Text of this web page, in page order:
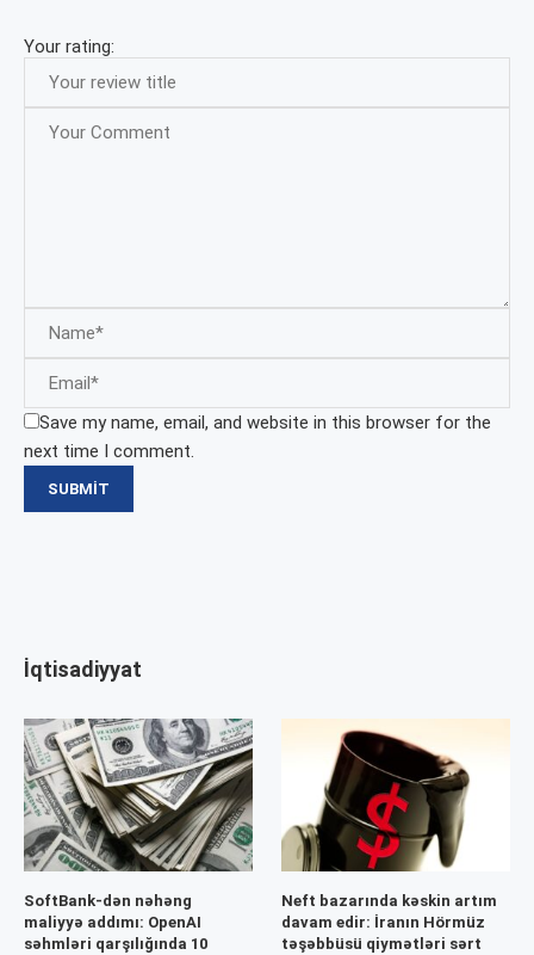
Your rating:
Save my name, email, and website in this browser for the
next time I comment.
İqtisadiyyat
SoftBank-dən nəhəng
maliyyə addımı: OpenAI
səhmləri qarşılığında 10
Neft bazarında kəskin artım
davam edir: İranın Hörmüz
təşəbbüsü qiymətləri sərt